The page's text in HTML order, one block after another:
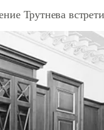
Трутнева